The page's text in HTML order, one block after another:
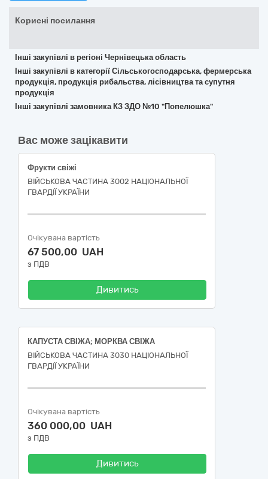
Корисні посилання
Інші закупівлі в регіоні Чернівецька область
Інші закупівлі в категорії Сільськогосподарська, фермерська
продукція, продукція рибальства, лісівництва та супутня
продукція
Інші закупівлі замовника КЗ ЗДО №10 "Попелюшка"
Вас може зацікавити
Фрукти свіжі
ВІЙСЬКОВА ЧАСТИНА 3002 НАЦІОНАЛЬНОЇ
ГВАРДІЇ УКРАЇНИ
Очікувана вартість
67 500,00 UAH
з ПДВ
Дивитись
КАПУСТА СВІЖА; МОРКВА СВІЖА
ВІЙСЬКОВА ЧАСТИНА 3030 НАЦІОНАЛЬНОЇ
ГВАРДІЇ УКРАЇНИ
Очікувана вартість
360 000,00 UAH
з ПДВ
Дивитись